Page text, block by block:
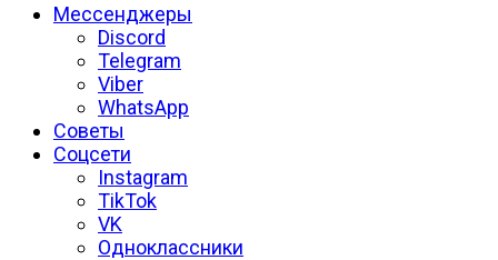
Мессенджеры
Discord
Telegram
Viber
WhatsApp
Советы
Соцсети
Instagram
TikTok
VK
Одноклассники